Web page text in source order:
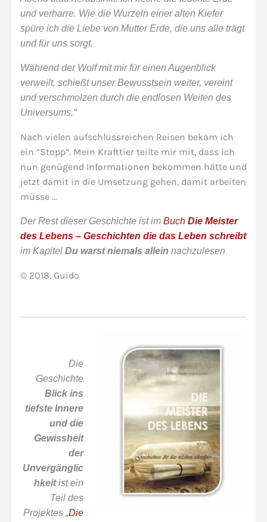
und verharre. Wie die Wurzeln einer alten Kiefer
spüre ich die Liebe von Mutter Erde, die uns alle trägt
und für uns sorgt.
Während der Wolf mit mir für einen Augenblick
verweilt, schießt unser Bewusstsein weiter, vereint
und verschmolzen durch die endlosen Weiten des
Universums.“
Nach vielen aufschlussreichen Reisen bekam ich
ein “Stopp“. Mein Krafttier teilte mir mit, dass ich
nun genügend Informationen bekommen hätte und
jetzt damit in die Umsetzung gehen, damit arbeiten
müsse …
Der Rest dieser Geschichte ist im Buch Die Meister
des Lebens – Geschichten die das Leben schreibt
im Kapitel Du warst niemals allein nachzulesen
© 2018, Guido
Die
Geschichte
Blick ins
tiefste Innere
und die
Gewissheit
der
Unvergänglic
hkeitist ein
Teil des
Projektes „Die